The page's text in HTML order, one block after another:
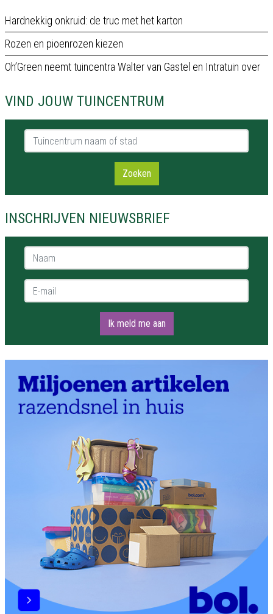
Hardnekkig onkruid: de truc met het karton
Rozen en pioenrozen kiezen
Oh’Green neemt tuincentra Walter van Gastel en Intratuin over
VIND JOUW TUINCENTRUM
Tuincentrum naam of stad
Zoeken
INSCHRIJVEN NIEUWSBRIEF
Naam *
E-mail *
Ik meld me aan